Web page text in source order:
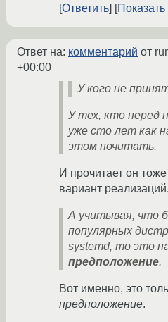
Ответить Показать
Ответ на: комментарий от
+00:00
У кого не
У тех, кто перед
уже сто лет как
этом почитать.
И прочитает он
вариант реализаций.
А учитывая, что
популярных
systemd, то это
предположение.
Вот именно, это
предположение.